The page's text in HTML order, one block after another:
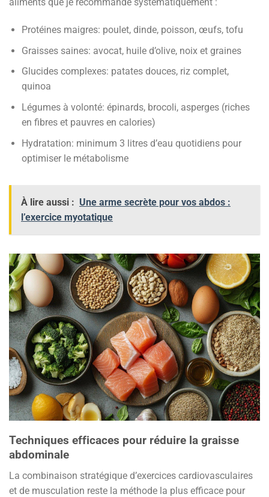
aliments que je recommande systématiquement :
Protéines maigres: poulet, dinde, poisson, œufs, tofu
Graisses saines: avocat, huile d’olive, noix et graines
Glucides complexes: patates douces, riz complet,
quinoa
Légumes à volonté: épinards, brocoli, asperges (riches
en fibres et pauvres en calories)
Hydratation: minimum 3 litres d’eau quotidiens pour
optimiser le métabolisme
À lire aussi : Une arme secrète pour vos abdos :
l’exercice myotatique
Techniques efficaces pour réduire la graisse
abdominale
La combinaison stratégique d’exercices cardiovasculaires
et de musculation reste la méthode la plus efficace pour